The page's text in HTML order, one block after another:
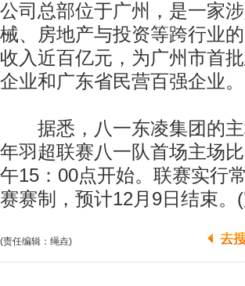
公司总部位于广州，是一家
械、房地产与投资等跨行业
收入近百亿元，为广州市首
企业和广东省民营百强企业。
据悉，八一东凌集团的主
年羽超联赛八一队首场主场
午15：00点开始。联赛实行
赛赛制，预计12月9日结束。
(责任编辑：绳垚)